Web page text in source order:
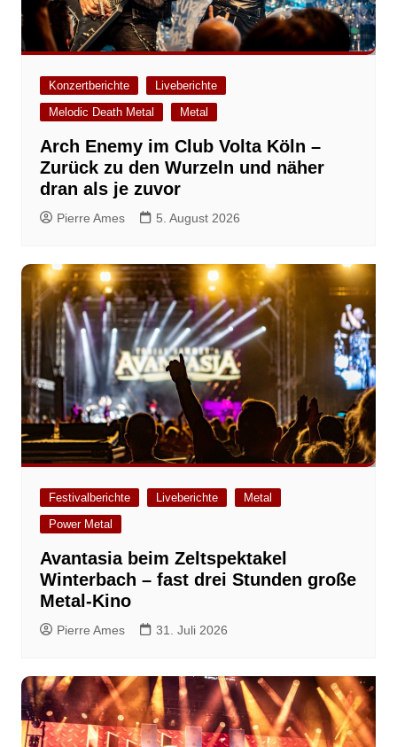
Konzertberichte
Liveberichte
Melodic Death Metal
Metal
Arch Enemy im Club Volta Köln –
Zurück zu den Wurzeln und näher
dran als je zuvor
Pierre Ames 5. August 2026
Festivalberichte Liveberichte
Metal
Power Metal
Avantasia beim Zeltspektakel
Winterbach – fast drei Stunden große
Metal-Kino
Pierre Ames 31. Juli 2026